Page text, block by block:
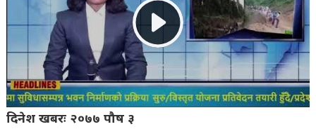
दिनेश खबरः २०७७ पौष ३